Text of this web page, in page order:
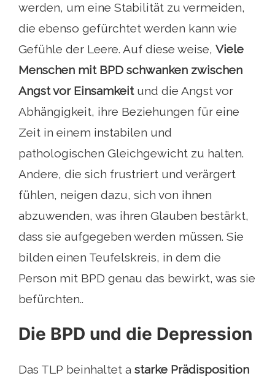
werden, um eine Stabilität zu vermeiden,
die ebenso gefürchtet werden kann wie
Gefühle der Leere. Auf diese weise, Viele
Menschen mit BPD schwanken zwischen
Angst vor Einsamkeitund die Angst vor
Abhängigkeit, ihre Beziehungen für eine
Zeit in einem instabilen und
pathologischen Gleichgewicht zu halten.
Andere, die sich frustriert und verärgert
fühlen, neigen dazu, sich von ihnen
abzuwenden, was ihren Glauben bestärkt,
dass sie aufgegeben werden müssen. Sie
bilden einen Teufelskreis, in dem die
Person mit BPD genau das bewirkt, was sie
befürchten..
Die BPD und die Depression
Das TLP beinhaltet a starke Prädisposition